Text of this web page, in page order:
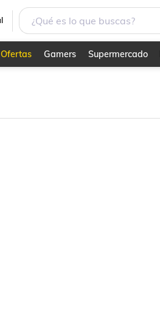
Ofertas Gamers Supermercado